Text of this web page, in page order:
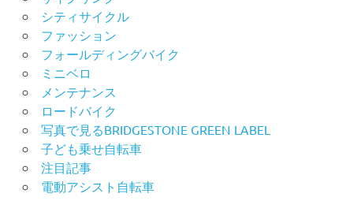
シティサイクル
ファッション
フォールディングバイク
ミニベロ
メンテナンス
ロードバイク
写真で見るBRIDGESTONE GREEN LABEL
子ども乗せ自転車
注目記事
電動アシスト自転車